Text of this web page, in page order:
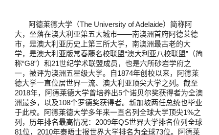
阿德莱德大学（The University of Adelaide）简称阿
大，坐落在澳大利亚第五大城市——南澳洲首府阿德莱德
市，是澳大利亚历史上第三所大学，南澳洲最古老的大
学，是澳大利亚版常春藤名校联盟“澳大利亚八校联盟”（简
称“G8”）和21世纪学术联盟成员，也是六所砂岩学府之
一，被评为澳洲五星级大学。自1874年创校以来，阿德莱
德大学一直位居世界一流、澳大利亚顶尖大学之列。截至
2018年，阿德莱德大学曾培养出5个诺贝尔奖获得者为全澳
洲最多，以及108个罗德奖获得者。新加坡两任总统也毕业
于此校。阿德莱德大学多年来一直名列全球大学顶尖1%之
列，历年排名最高情况：2009年QS世界大学排名位列全球
81位，2010年泰晤士报世界大学排名为全球73位。阿德莱